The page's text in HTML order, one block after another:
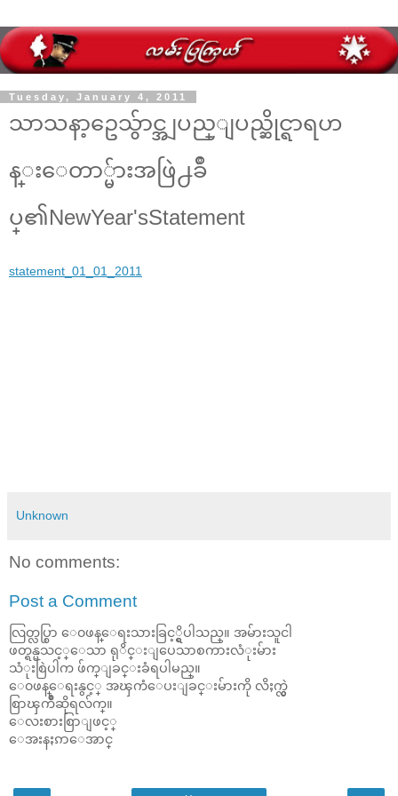
Tuesday, January 4, 2011
သာသနာ့ဥေသွ်ာင္အျပည္ျပည္ဆိုင္ရာရဟ
န္းေတာ္မ်ားအဖြဲ႕ခ်ဳ
ပ္၏NewYear'sStatement
statement_01_01_2011
Unknown
No comments:
Post a Comment
လြတ္လပ္စြာ ေ၀ဖန္ေရးသားခြင့္ရွိပါသည္။ အမ်ားသူငါ
ဖတ္ရန္မသင့္ေသာ ရုိင္းျပေသာစကားလံုးမ်ား
သံုးစြဲပါက ဖ်က္ျခင္းခံရပါမည္။
ေ၀ဖန္ေရးနွင့္ အၾကံေပးျခင္းမ်ားကို လိႈက္လွဲ
စြာၾကိဳဆိုရလ်က္။
ေလးစားစြာျဖင့္
ေအးနႏၵာေအာင္